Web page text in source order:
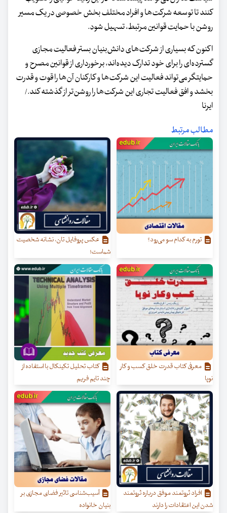
کنند تا توسعه شرکت‌ها و افراد مختلف بخش خصوصی در یک مسیر
روشن با حمایت قوانین مرتبط، تسهیل شود.
اکنون که بسیاری از شرکت‌های دانش‌بنیان بستر فعالیت مجازی
گسترده‌ای را برای خود تدارک دیده‌اند، برخورداری از قوانین مصرح و
حمایتگر می‌تواند فعالیت این شرکت‌ها و کارکنان آن‌ها را قوت و قدرت
بخشد و افق فعالیت تجاری این شرکت‌ها را روشن‌تر از گذشته کند./
ایرنا
مطالب مرتبط
تورم به کدام سو می‌رود؟
عکس پروفایل تان، نشانه شخصیت
شماست!
معرفی کتاب قدرت خلق کسب‌ و کار
نوپا
کتاب تحلیل تکینکال با استفاده از
چند تایم ‌فریم
افراد ثروتمند موفق درباره ثروتمند
شدن این اعتقادات را دارند
آسیب‌شناسی تاثیر فضای مجازی بر
بنیان خانواده